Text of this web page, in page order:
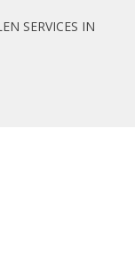
SERVICES IN